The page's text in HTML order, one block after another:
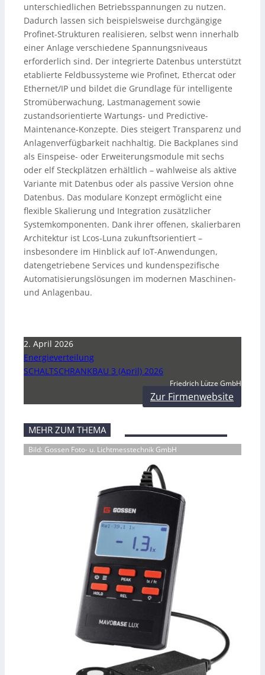
unterschiedlichen Betriebsspannungen zu nutzen.
Dadurch lassen sich beispielsweise durchgängige
Profinet-Strukturen realisieren, selbst wenn innerhalb
einer Anlage verschiedene Spannungsniveaus
erforderlich sind. Der integrierte Datenbus unterstützt
etablierte Feldbussysteme wie Profinet, Ethercat oder
Ethernet/IP und bildet die Grundlage für intelligente
Stromüberwachung, Lastmanagement sowie
zustandsorientierte Wartungs- und Predictive-
Maintenance-Konzepte. Dies steigert Transparenz und
Anlagenverfügbarkeit nachhaltig. Die Backplanes sind
als Einspeise- oder Erweiterungsmodule mit sechs
oder elf Steckplätzen erhältlich – wahlweise als aktive
Variante mit Datenbus oder als passive Version ohne
Datenbus. Das modulare Konzept ermöglicht eine
flexible Skalierung und Integration zusätzlicher
Systemkomponenten. Dank ihrer offenen, skalierbaren
Architektur ist Lcos-Luna zukunftsorientiert –
insbesondere im Hinblick auf IoT-Anwendungen,
datengetriebene Services und kundenspezifische
Automatisierungslösungen im modernen Maschinen-
und Anlagenbau.
2. April 2026
Energieverteilung
SCHALTSCHRANKBAU 3 (April) 2026
Friedrich Lütze GmbH
Zur Firmenwebsite
MEHR ZUM THEMA
Bild: Gossen Foto- u. Lichtmesstechnik GmbH